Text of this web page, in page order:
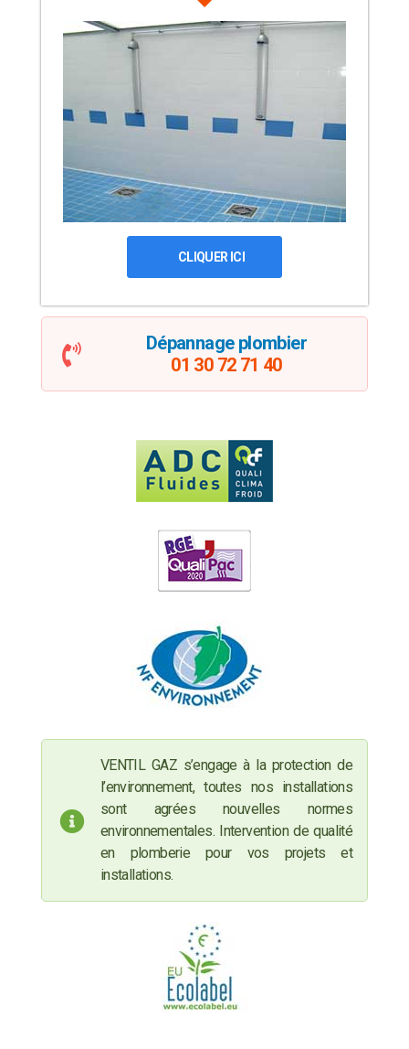
CLIQUER ICI
Dépannage plombier
01 30 72 71 40
VENTIL GAZ s’engage à la protection de
l’environnement, toutes nos installations
sont agrées nouvelles normes
environnementales. Intervention de qualité
en plomberie pour vos projets et
installations.